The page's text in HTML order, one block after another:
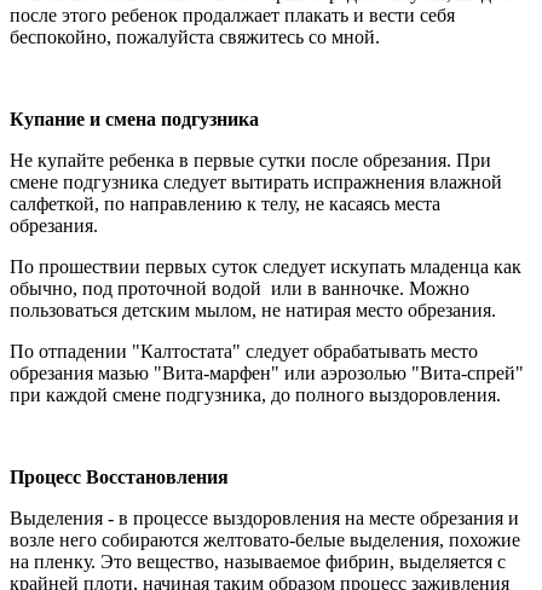
после этого ребенок продалжает плакать и вести себя
беспокойно, пожалуйста свяжитесь со мной.
Купание и смена подгузника
Не купайте ребенка в первые сутки после обрезания. При
смене подгузника следует вытирать испражнения влажной
салфеткой, по направлению к телу, не касаясь места
обрезания.
По прошествии первых суток следует искупать младенца как
обычно, под проточной водой или в ванночке. Можно
пользоваться детским мылом, не натирая место обрезания.
По отпадении "Калтостата" следует обрабатывать место
обрезания мазью "Вита-марфен" или аэрозолью "Вита-спрей"
при каждой смене подгузника, до полного выздоровления.
Процесс Восстановления
Выделения - в процессе выздоровления на месте обрезания и
возле него собираются желтовато-белые выделения, похожие
на пленку. Это вещество, называемое фибрин, выделяется с
крайней плоти, начиная таким образом процесс заживления